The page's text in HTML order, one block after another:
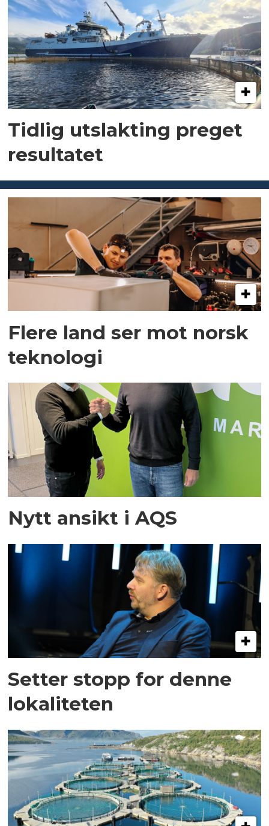
Tidlig utslakting preget
resultatet
Flere land ser mot norsk
teknologi
Nytt ansikt i AQS
Setter stopp for denne
lokaliteten